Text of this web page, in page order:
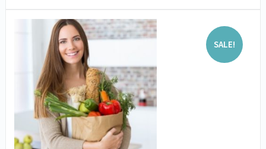
SALE!
VER DETALLES
SOLICITA INFORMACIÓN